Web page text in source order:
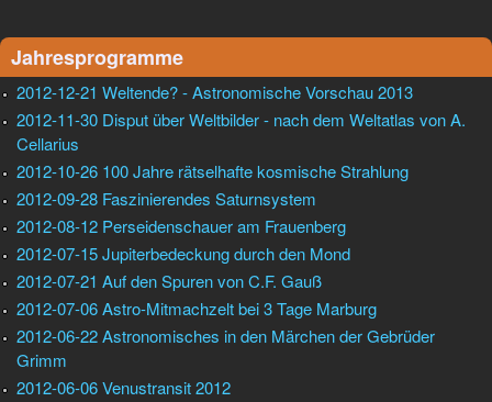
Jahresprogramme
2012-12-21 Weltende? - Astronomische Vorschau 2013
2012-11-30 Disput über Weltbilder - nach dem Weltatlas von A.
Cellarius
2012-10-26 100 Jahre rätselhafte kosmische Strahlung
2012-09-28 Faszinierendes Saturnsystem
2012-08-12 Perseidenschauer am Frauenberg
2012-07-15 Jupiterbedeckung durch den Mond
2012-07-21 Auf den Spuren von C.F. Gauß
2012-07-06 Astro-Mitmachzelt bei 3 Tage Marburg
2012-06-22 Astronomisches in den Märchen der Gebrüder
Grimm
2012-06-06 Venustransit 2012